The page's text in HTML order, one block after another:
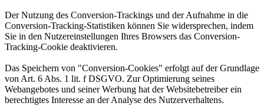
Der Nutzung des Conversion-Trackings und der Aufnahme in die
Conversion-Tracking-Statistiken können Sie widersprechen, indem
Sie in den Nutzereinstellungen Ihres Browsers das Conversion-
Tracking-Cookie deaktivieren.
Das Speichern von "Conversion-Cookies" erfolgt auf der Grundlage
von Art. 6 Abs. 1 lit. f DSGVO. Zur Optimierung seines
Webangebotes und seiner Werbung hat der Websitebetreiber ein
berechtigtes Interesse an der Analyse des Nutzerverhaltens.